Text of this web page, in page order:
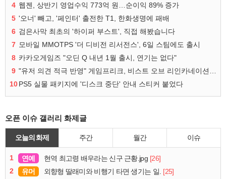
4 웹젠, 상반기 영업수익 773억 원…순이익 89% 증가
5 '오너' 빼고, '페인터' 출전한 T1, 한화생명에 패배
6 검은사막 최초의 '하이퍼 부스트', 직접 해봤습니다
7 모바일 MMOTPS '더 디비전 리서전스', 6일 스팀에도 출시
8 카카오게임즈 "오딘 Q 내년 1월 출시, 연기는 없다"
9
10PS5 실물 패키지에 '디스크 중단' 안내 스티커 붙었다
오픈 이슈 갤러리 화제글
오늘의 화제 주간 월간 이슈
1 연예 현역 최고령 배우라는 신구 근황.jpg [26]
2
유머 외향형 딸래미와 비행기 타면 생기는 일. [25]